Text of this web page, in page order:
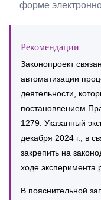
форме
Рекомендации
Законопроект
автоматизации
деятельности,
постановлением
1279. Указанный
декабря 2024 г., в
закрепить на
ходе эксперимента
В пояснительной